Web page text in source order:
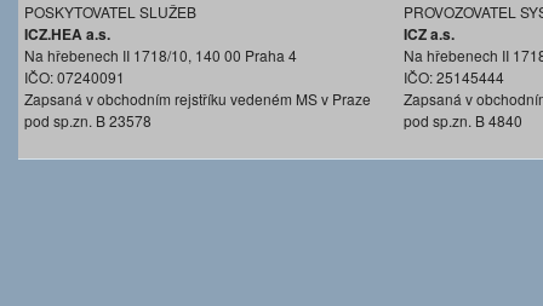
POSKYTOVATEL SLUŽEB
ICZ.HEA a.s.
Na hřebenech II 1718/10, 140 00 Praha 4
IČO: 07240091
Zapsaná v obchodním rejstříku vedeném MS v Praze
pod sp.zn. B 23578
PROVOZOVATEL
ICZ a.s.
Na hřebenech II
IČO: 25145444
Zapsaná v
pod sp.zn. B 4840